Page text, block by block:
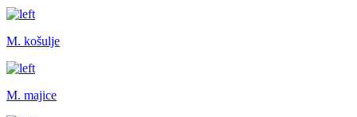
M. košulje
M. majice